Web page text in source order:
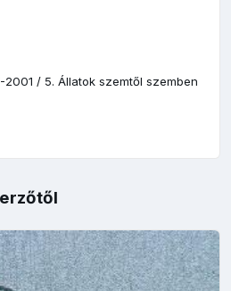
2001 / 5. Állatok szemtől szemben